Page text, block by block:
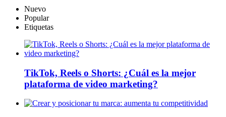
Nuevo
Popular
Etiquetas
TikTok, Reels o Shorts: ¿Cuál es la mejor
plataforma de video marketing?